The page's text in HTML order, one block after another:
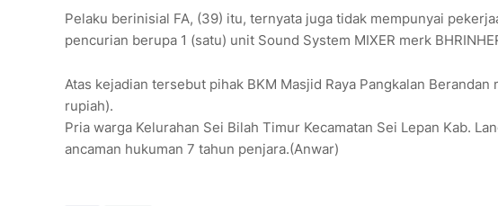
Pelaku berinisial FA, (39) itu, ternyata juga tidak mempunyai
pencurian berupa 1 (satu) unit Sound System MIXER merk
Atas kejadian tersebut pihak BKM Masjid Raya Pangkalan
rupiah).
Pria warga Kelurahan Sei Bilah Timur Kecamatan Sei Lepan Kab.
ancaman hukuman 7 tahun penjara.(Anwar)